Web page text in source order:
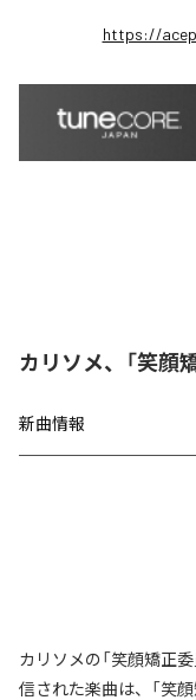
https://
カリソメ、「笑顔
新曲情報
カリソメの「笑顔矯正
信された楽曲は、「笑顔